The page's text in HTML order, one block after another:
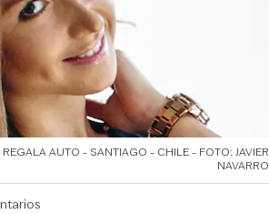
AUTO - SANTIAGO - CHILE - FOTO: JAVIER
NAVARRO